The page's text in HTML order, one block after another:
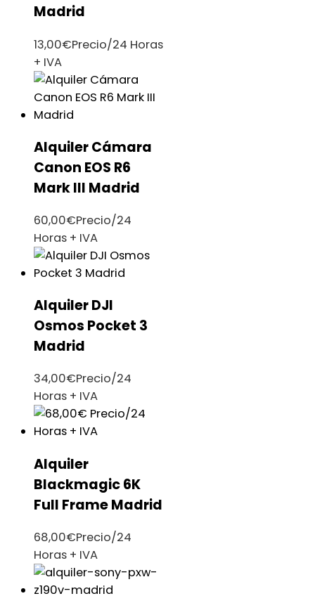
Madrid
13,00€Precio/24 Horas
+ IVA
Alquiler Cámara
Canon EOS R6
Mark III Madrid
60,00€Precio/24
Horas + IVA
Alquiler DJI
Osmos Pocket 3
Madrid
34,00€Precio/24
Horas + IVA
Alquiler
Blackmagic 6K
Full Frame Madrid
68,00€Precio/24
Horas + IVA